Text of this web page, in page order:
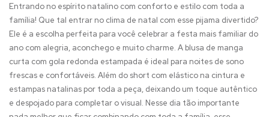
Entrando no espírito natalino com conforto e estilo com toda a
família! Que tal entrar no clima de natal com esse pijama divertido?
Ele é a escolha perfeita para você celebrar a festa mais familiar do
ano com alegria, aconchego e muito charme. A blusa de manga
curta com gola redonda estampada é ideal para noites de sono
frescas e confortáveis. Além do short com elástico na cintura e
estampas natalinas por toda a peça, deixando um toque autêntico
e despojado para completar o visual. Nesse dia tão importante